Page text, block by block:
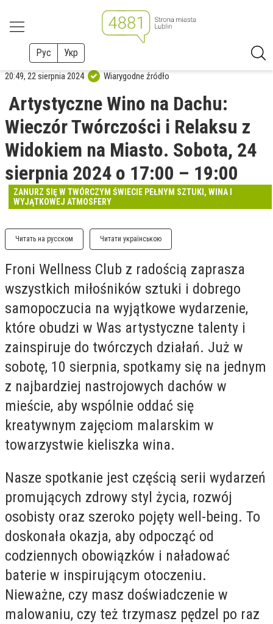
Рус Укр
20:49, 22 sierpnia 2024 Wiarygodne źródło
Artystyczne Wino na Dachu:
Wieczór Twórczości i Relaksu z
Widokiem na Miasto. Sobota, 24
sierpnia 2024 o 17:00 – 19:00
ZANURZ SIĘ W TWÓRCZYM ŚWIECIE PEŁNYM SZTUKI, WINA I
WYJĄTKOWEJ ATMOSFERY
Читать на русском Читати українською
Froni Wellness Club z radością zaprasza
wszystkich miłośników sztuki i dobrego
samopoczucia na wyjątkowe wydarzenie,
które obudzi w Was artystyczne talenty i
zainspiruje do twórczych działań. Już w
sobotę, 10 sierpnia, spotkamy się na jednym
z najbardziej nastrojowych dachów w
mieście, aby wspólnie oddać się
kreatywnym zajęciom malarskim w
towarzystwie kieliszka wina.
Nasze spotkanie jest częścią serii wydarzeń
promujących zdrowy styl życia, rozwój
osobisty oraz szeroko pojęty well-being. To
doskonała okazja, aby odpocząć od
codziennych obowiązków i naładować
baterie w inspirującym otoczeniu.
Nieważne, czy masz doświadczenie w
malowaniu, czy też trzymasz pędzel po raz